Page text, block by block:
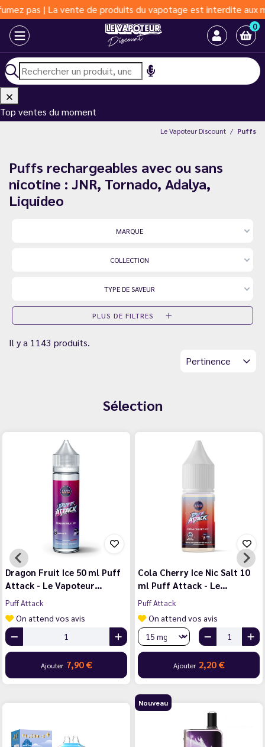
du vapotage est interdite aux moins de 18 ans |
0
Top ventes du moment
Le Vapoteur Discount Puffs
Puffs rechargeables avec ou sans
nicotine : JNR, Tornado, Adalya,
Liquideo
MARQUE
COLLECTION
TYPE DE SAVEUR
PLUS DE FILTRES
Il y a 1143 produits.
Pertinence
Sélection
Dragon Fruit Ice 50 ml Puff
Attack - Le Vapoteur…
Puff Attack
On attend vos avis
Ajouter 7,90 €
Cola Cherry Ice Nic Salt 10
ml Puff Attack - Le…
Puff Attack
On attend vos avis
Ajouter 2,20 €
Nouveau